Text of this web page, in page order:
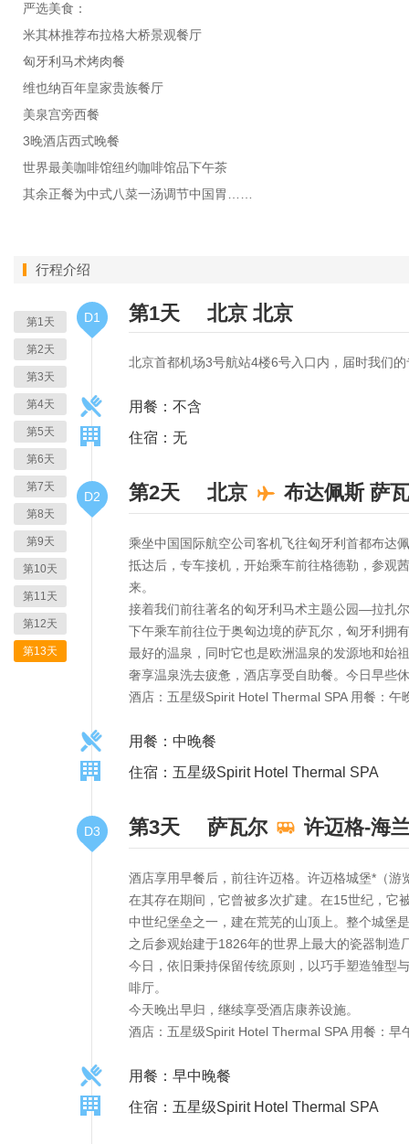
严选美食：
米其林推荐布拉格大桥景观餐厅
匈牙利马术烤肉餐
维也纳百年皇家贵族餐厅
美泉宫旁西餐
3晚酒店西式晚餐
世界最美咖啡馆纽约咖啡馆品下午茶
其余正餐为中式八菜一汤调节中国胃……
行程介绍
第1天
第2天
第3天
第4天
第5天
第6天
第7天
第8天
第9天
第10天
第11天
第12天
第13天
D1 第1天 北京 北京
北京首都机场3号航站4楼6号入口内，届时我们
用餐：不含
住宿：无
D2 第2天 北京 布达佩斯 萨
乘坐中国国际航空公司客机飞往匈牙利首都布
抵达后，专车接机，开始乘车前往格德勒，参观
来。
接着我们前往著名的匈牙利马术主题公园—拉扎
下午乘车前往位于奥匈边境的萨瓦尔，匈牙利拥
最好的温泉，同时它也是欧洲温泉的发源地和始
奢享温泉洗去疲惫，酒店享受自助餐。今日早些
酒店：五星级Spirit Hotel Thermal SPA 用餐：
用餐：中晚餐
住宿：五星级Spirit Hotel Thermal SPA
D3 第3天 萨瓦尔 许迈格-海
酒店享用早餐后，前往许迈格。许迈格城堡*（
在其存在期间，它曾被多次扩建。在15世纪，它
中世纪堡垒之一，建在荒芜的山顶上。整个城堡
之后参观始建于1826年的世界上最大的瓷器制
今日，依旧秉持保留传统原则，以巧手塑造雏型
啡厅。
今天晚出早归，继续享受酒店康养设施。
酒店：五星级Spirit Hotel Thermal SPA 用餐：早
用餐：早中晚餐
住宿：五星级Spirit Hotel Thermal SPA